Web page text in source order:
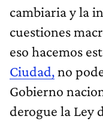
cambiaria y la
cuestiones
eso hacemos
Ciudad,no
Gobierno
derogue la Ley